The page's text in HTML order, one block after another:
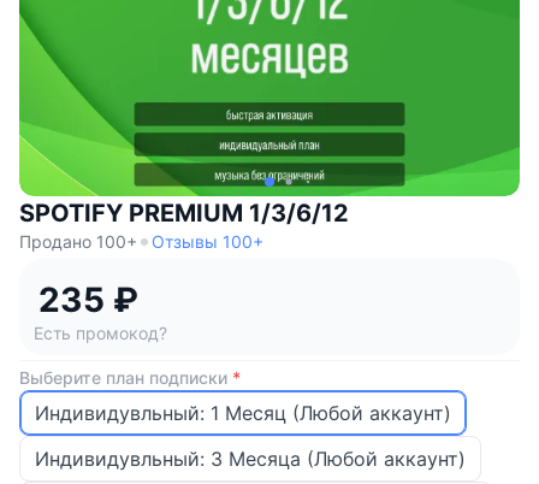
SPOTIFY PREMIUM 1/3/6/12
Продано 100+ Отзывы 100+
235 ₽
Есть промокод?
Выберите план подписки *
Индивидувльный: 1 Месяц (Любой аккаунт)
Индивидувльный: 3 Месяца (Любой аккаунт)